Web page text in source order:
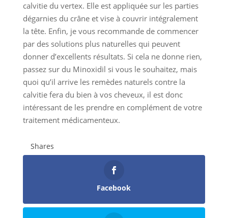
calvitie du vertex. Elle est appliquée sur les parties
dégarnies du crâne et vise à couvrir intégralement
la tête. Enfin, je vous recommande de commencer
par des solutions plus naturelles qui peuvent
donner d’excellents résultats. Si cela ne donne rien,
passez sur du Minoxidil si vous le souhaitez, mais
quoi qu’il arrive les remèdes naturels contre la
calvitie fera du bien à vos cheveux, il est donc
intéressant de les prendre en complément de votre
traitement médicamenteux.
Shares
Facebook